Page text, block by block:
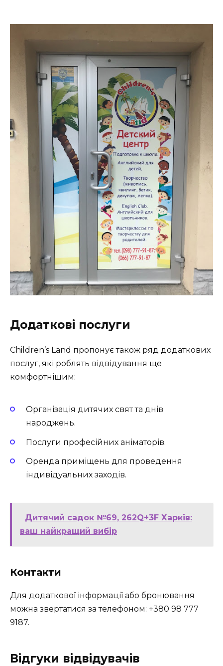
Додаткові послуги
Children’s Land пропонує також ряд додаткових
послуг, які роблять відвідування ще
комфортнішим:
Організація дитячих свят та днів
народжень.
Послуги професійних аніматорів.
Оренда приміщень для проведення
індивідуальних заходів.
Дитячий садок №69, 262Q+3F Харків:
ваш найкращий вибір
Контакти
Для додаткової інформації або бронювання
можна звертатися за телефоном: +380 98 777
9187.
Відгуки відвідувачів